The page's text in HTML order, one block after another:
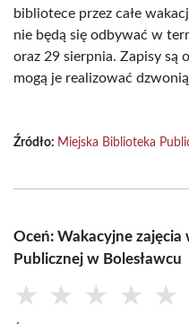
bibliotece przez całe
nie będą się odbywać w
oraz 29 sierpnia. Zapisy są
mogą je realizować
Źródło: Miejska Biblioteka
Oceń: Wakacyjne
Publicznej w Bolesławcu
★ ★ ★ ★ ★